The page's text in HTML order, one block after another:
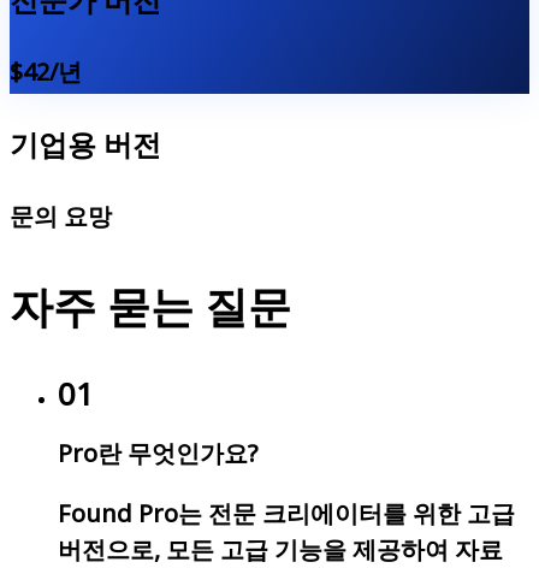
$42/년
기업용 버전
문의 요망
자주 묻는 질문
01
Pro란 무엇인가요?
Found Pro는 전문 크리에이터를 위한 고급
버전으로, 모든 고급 기능을 제공하여 자료